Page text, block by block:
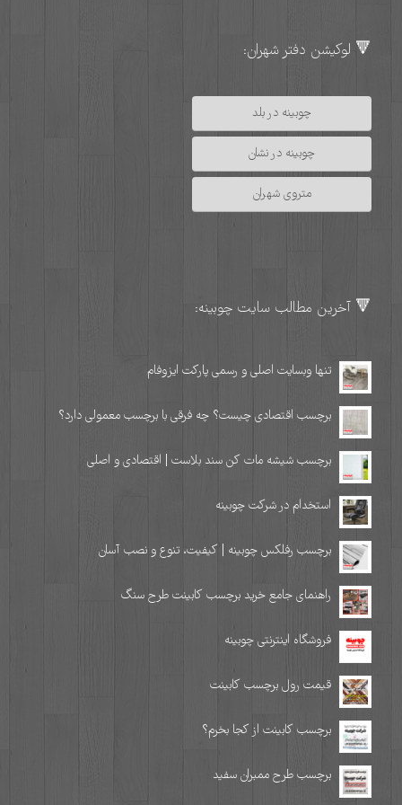
🔻 لوکیشن دفتر شهران:
چوبینه در بلد
چوبینه در نشان
متروی شهران
🔻 آخرین مطالب سایت چوبینه:
تنها وبسایت اصلی و رسمی پارکت ایزوفام
برچسب اقتصادی چیست؟ چه فرقی با برچسب معمولی دارد؟
برچسب شیشه مات کن سند بلاست | اقتصادی و اصلی
استخدام در شرکت چوبینه
برچسب رفلکس چوبینه | کیفیت، تنوع و نصب آسان
راهنمای جامع خرید برچسب کابینت طرح سنگ
فروشگاه اینترنتی چوبینه
قیمت رول برچسب کابینت
برچسب کابینت از کجا بخرم؟
برچسب طرح ممبران سفید